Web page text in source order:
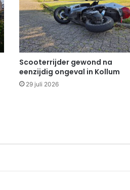
Scooterrijder gewond na
eenzijdig ongeval in Kollum
29 juli 2026